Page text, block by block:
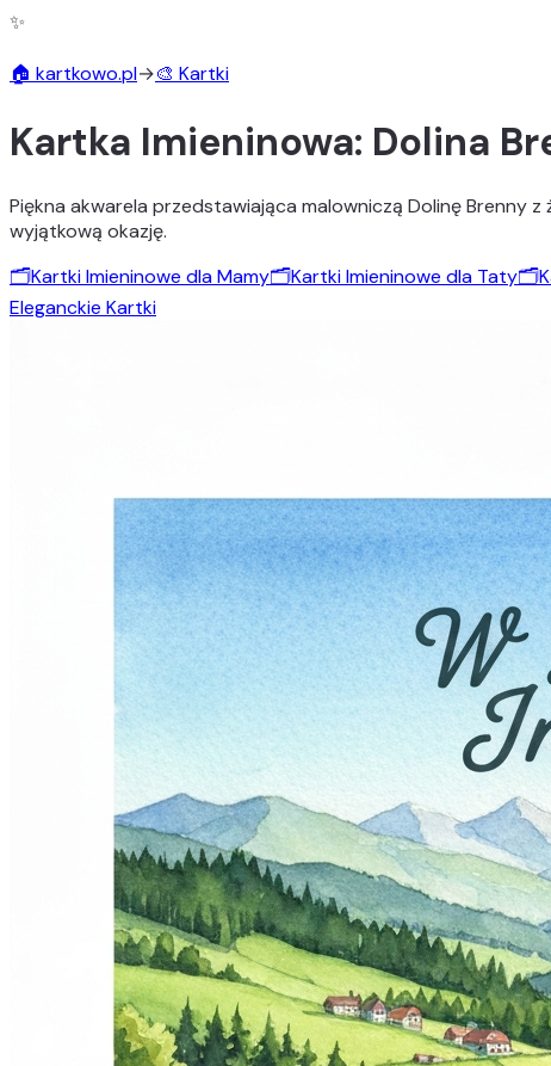
✨
🏠 kartkowo.pl→🎨 Kartki
Kartka Imieninowa: Dolina
Piękna akwarela przedstawiająca malowniczą Dolinę Brenny
wyjątkową okazję.
🗂️Kartki Imieninowe dla Mamy🗂️Kartki Imieninowe dla Taty🗂️
Eleganckie Kartki